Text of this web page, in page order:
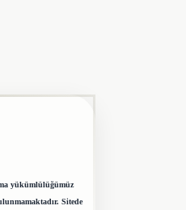
yükümlülüğümüz
Sitede